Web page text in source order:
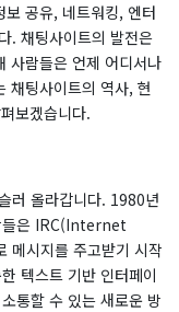
공유, 네트워킹, 엔터
. 채팅사이트의 발전은
사람들은 언제 어디서나
채팅사이트의 역사, 현
보겠습니다.
러 올라갑니다. 1980년
들은 IRC(Internet
메시지를 주고받기 시작
텍스트 기반 인터페이
통할 수 있는 새로운 방